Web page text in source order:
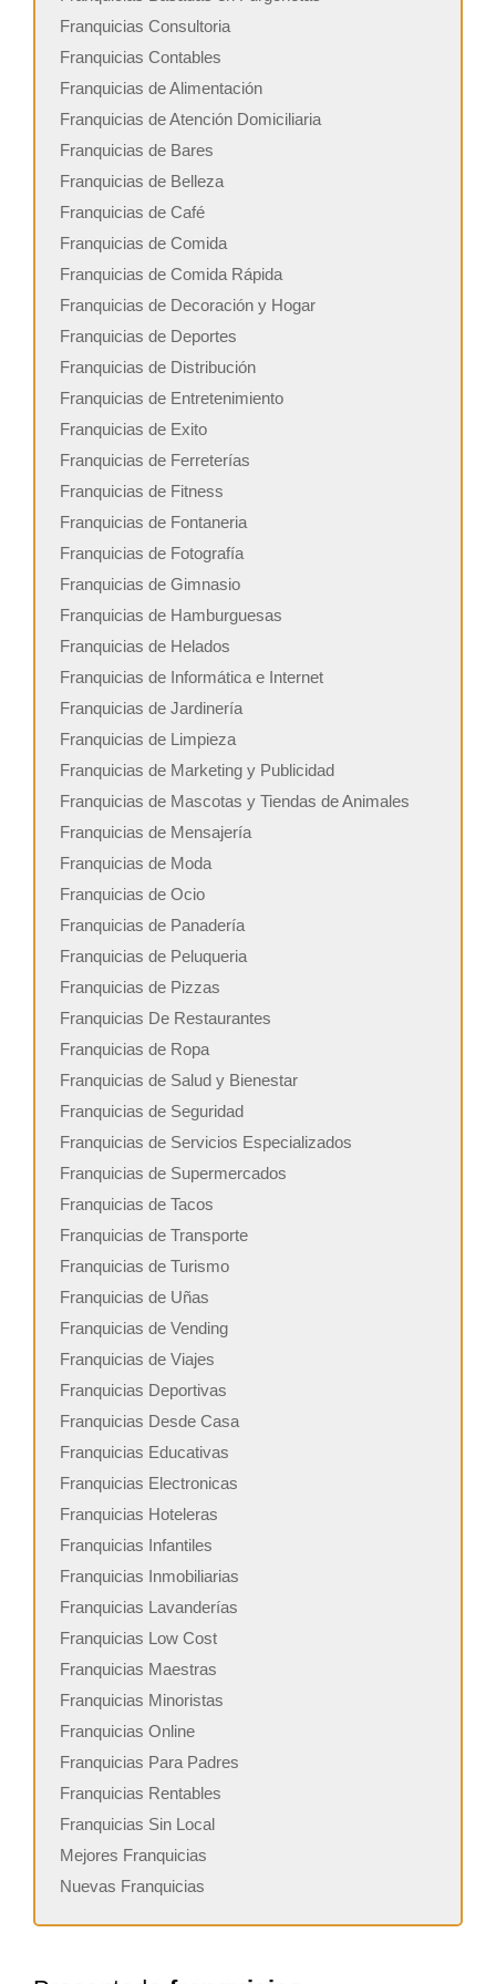
Franquicias Consultoria
Franquicias Contables
Franquicias de Alimentación
Franquicias de Atención Domiciliaria
Franquicias de Bares
Franquicias de Belleza
Franquicias de Café
Franquicias de Comida
Franquicias de Comida Rápida
Franquicias de Decoración y Hogar
Franquicias de Deportes
Franquicias de Distribución
Franquicias de Entretenimiento
Franquicias de Exito
Franquicias de Ferreterías
Franquicias de Fitness
Franquicias de Fontaneria
Franquicias de Fotografía
Franquicias de Gimnasio
Franquicias de Hamburguesas
Franquicias de Helados
Franquicias de Informática e Internet
Franquicias de Jardinería
Franquicias de Limpieza
Franquicias de Marketing y Publicidad
Franquicias de Mascotas y Tiendas de Animales
Franquicias de Mensajería
Franquicias de Moda
Franquicias de Ocio
Franquicias de Panadería
Franquicias de Peluqueria
Franquicias de Pizzas
Franquicias De Restaurantes
Franquicias de Ropa
Franquicias de Salud y Bienestar
Franquicias de Seguridad
Franquicias de Servicios Especializados
Franquicias de Supermercados
Franquicias de Tacos
Franquicias de Transporte
Franquicias de Turismo
Franquicias de Uñas
Franquicias de Vending
Franquicias de Viajes
Franquicias Deportivas
Franquicias Desde Casa
Franquicias Educativas
Franquicias Electronicas
Franquicias Hoteleras
Franquicias Infantiles
Franquicias Inmobiliarias
Franquicias Lavanderías
Franquicias Low Cost
Franquicias Maestras
Franquicias Minoristas
Franquicias Online
Franquicias Para Padres
Franquicias Rentables
Franquicias Sin Local
Mejores Franquicias
Nuevas Franquicias